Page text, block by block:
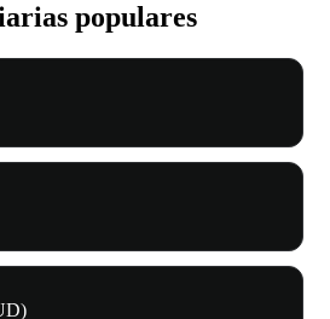
populares